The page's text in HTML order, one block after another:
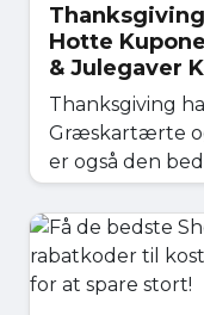
Hotte
& Julegaver
Thanksgiving
Græskartærte
er også den
november
Læs mere